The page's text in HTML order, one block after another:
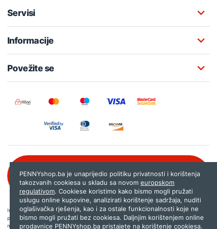
Servisi
Informacije
Povežite se
080 020 261
Internet trgovina PENNYshop.ba nastoji objavljivati samo provjerene i pravilne
podatke. Ako na našoj stranici otkrijete neistinite, odnosno neadekvatne informacije,
molimo vas da nam to javite nashop@pennyplus.com .
PENNYshop.ba je unaprijedio politiku privatnosti i korištenja
takozvanih cookiesa u skladu sa novom europskom
regulativom. Cookiese koristimo kako bismo mogli pružati
uslugu online kupovine, analizirati korištenje sadržaja, nuditi
oglašivačka rješenja, kao i za ostale funkcionalnosti koje ne
bismo mogli pružati bez cookiesa. Daljnjim korištenjem online
prodavnice PENNYshop.ba pristajete na korištenje cookiesa.